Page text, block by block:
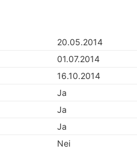
20.05.2014
01.07.2014
16.10.2014
Ja
Ja
Ja
Nei